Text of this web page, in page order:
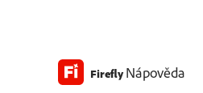
Firefly Nápověda